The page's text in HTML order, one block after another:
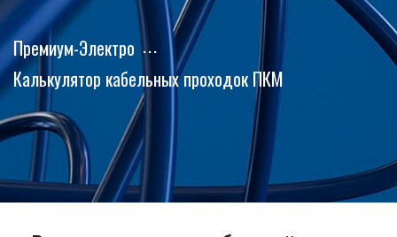
Премиум-Электро
Калькулятор кабельных проходок ПКМ